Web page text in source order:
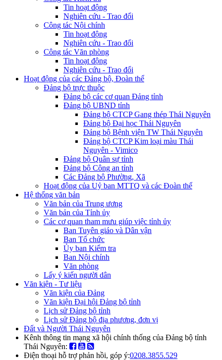
Tin hoạt động
Nghiên cứu - Trao đổi
Công tác Nội chính
Tin hoạt động
Nghiên cứu - Trao đổi
Công tác Văn phòng
Tin hoạt động
Nghiên cứu - Trao đổi
Hoạt động của các Đảng bộ, Đoàn thể
Đảng bộ trực thuộc
Đảng bộ các cơ quan Đảng tỉnh
Đảng bộ UBND tỉnh
Đảng bộ CTCP Gang thép Thái Nguyên
Đảng bộ Đại học Thái Nguyên
Đảng bộ Bệnh viện TW Thái Nguyên
Đảng bộ CTCP Kim loại màu Thái
Nguyên - Vimico
Đảng bộ Quân sự tỉnh
Đảng bộ Công an tỉnh
Các Đảng bộ Phường, Xã
Hoạt động của Uỷ ban MTTQ và các Đoàn thể
Hệ thống văn bản
Văn bản của Trung ương
Văn bản của Tỉnh ủy
Các cơ quan tham mưu giúp việc tỉnh ủy
Ban Tuyên giáo và Dân vận
Ban Tổ chức
Ủy ban Kiểm tra
Ban Nội chính
Văn phòng
Lấy ý kiến người dân
Văn kiện - Tư liệu
Văn kiện của Đảng
Văn kiện Đại hội Đảng bộ tỉnh
Lịch sử Đảng bộ tỉnh
Lịch sử Đảng bộ địa phương, đơn vị
Đất và Người Thái Nguyên
Kênh thông tin mạng xã hội chính thống của Đảng bộ tỉnh
Thái Nguyên:
Điện thoại hỗ trợ phản hồi, góp ý:0208.3855.529